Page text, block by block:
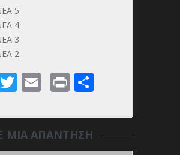
5
4
3
2
Twitter
Email
Print
ΜΙΑ ΑΠΆΝΤΗΣΗ